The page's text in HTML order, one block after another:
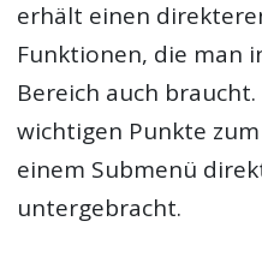
erhält einen
Funktionen, die man
Bereich auch braucht.
wichtigen Punkte
einem Submenü
untergebracht.